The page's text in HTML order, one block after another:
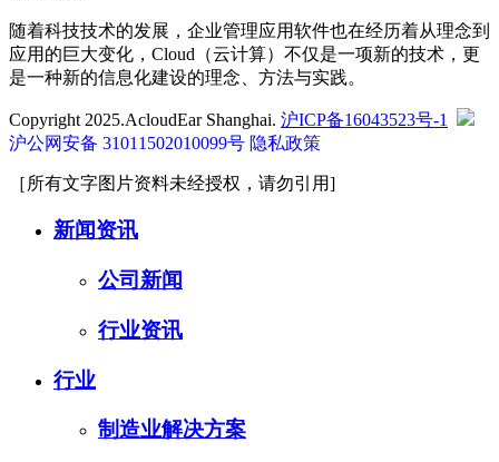
随着科技技术的发展，企业管理应用软件也在经历着从理念到
应用的巨大变化，Cloud（云计算）不仅是一项新的技术，更
是一种新的信息化建设的理念、方法与实践。
Copyright 2025.AcloudEar Shanghai. 沪ICP备16043523号-1
沪公网安备 31011502010099号 隐私政策
［所有文字图片资料未经授权，请勿引用]
新闻资讯
公司新闻
行业资讯
行业
制造业解决方案